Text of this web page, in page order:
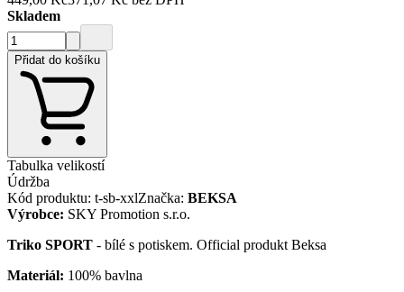
Skladem
Přidat do košíku
Tabulka velikostí
Údržba
Kód produktu: t-sb-xxlZnačka: BEKSA
Výrobce: SKY Promotion s.r.o.
Triko SPORT - bílé s potiskem. Official produkt Beksa
Materiál: 100% bavlna